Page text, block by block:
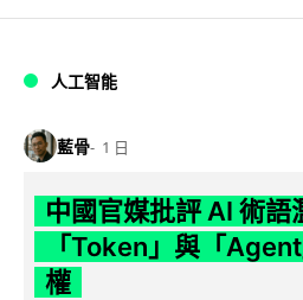
人工智能
藍骨 1 日
中國官媒批評 AI 術
「Token」與「
權